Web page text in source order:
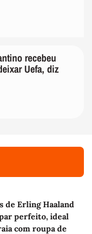
recebeu
Uefa, diz
de Erling Haaland
perfeito, ideal
com roupa de